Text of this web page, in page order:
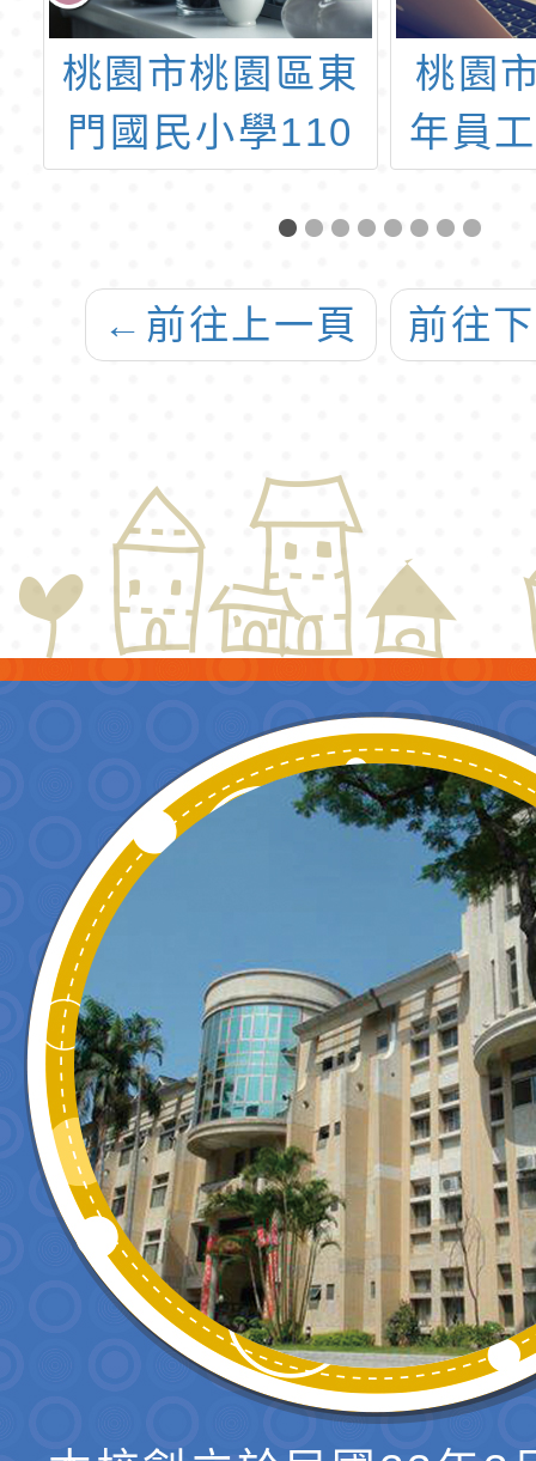
桃園市政府110
年員工子女特約
東門
年度
第3
← 前往上一頁 前往